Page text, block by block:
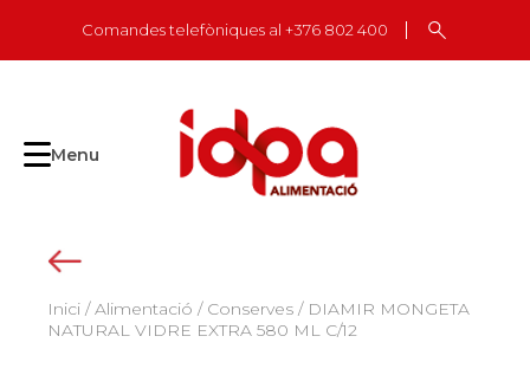
content
Comandes telefòniques al +376 802 400
Menu
Inici /Alimentació / Conserves / DIAMIR MONGETA
NATURAL VIDRE EXTRA 580 ML C/12